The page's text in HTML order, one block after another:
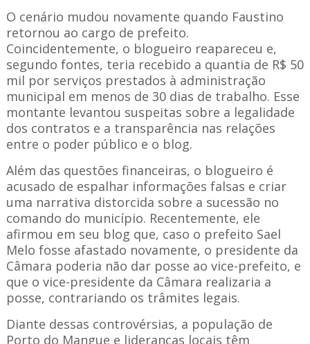
O cenário mudou novamente quando Faustino
retornou ao cargo de prefeito.
Coincidentemente, o blogueiro reapareceu e,
segundo fontes, teria recebido a quantia de R$ 50
mil por serviços prestados à administração
municipal em menos de 30 dias de trabalho. Esse
montante levantou suspeitas sobre a legalidade
dos contratos e a transparência nas relações
entre o poder público e o blog.
Além das questões financeiras, o blogueiro é
acusado de espalhar informações falsas e criar
uma narrativa distorcida sobre a sucessão no
comando do município. Recentemente, ele
afirmou em seu blog que, caso o prefeito Sael
Melo fosse afastado novamente, o presidente da
Câmara poderia não dar posse ao vice-prefeito, e
que o vice-presidente da Câmara realizaria a
posse, contrariando os trâmites legais.
Diante dessas controvérsias, a população de
Porto do Mangue e lideranças locais têm